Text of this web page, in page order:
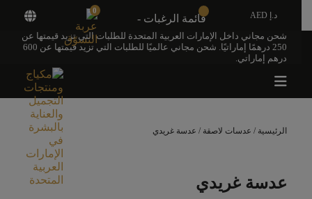
شحن مجاني داخل الإمارات العربية المتحدة للطلبات التي تزيد قيمتها عن
250 درهمًا إماراتيًا. شحن مجاني عالميًا للطلبات التي تزيد قيمتها عن 600
درهم إماراتي.
الرئيسية / عدسات لاصقة / عدسة غريدي
عدسة غريدي
د.إ AED قائمة الرغبات -
0